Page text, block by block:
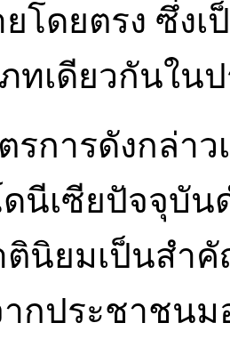
โดยตรง ซึ่ง
ทเดียวกันใน
รการดังกล่า
นีเซียปัจจุบัน
นิยมเป็นสำ
ากประชาชน